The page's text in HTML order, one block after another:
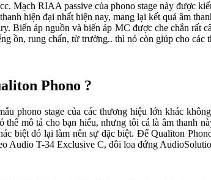
Mạch RIAA passive của phono stage này được
hiện đại nhất hiện nay, mang lại kết quả âm
áp nguồn và biến áp MC được che chắn rất
ồn, rung chấn, từ trường.. thì nó còn giúp cho
Phono ?
phono stage của các thương hiệu lớn khác
mô tả cho bạn hiểu, nhưng tôi cá là âm thanh
biệt đó lại làm nên sự đặc biệt. Để Qualiton
Audio T-34 Exclusive C, đôi loa đứng